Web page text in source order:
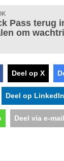
Pass terug
om
Deel op X
Deel op LinkedIn
Deel via e-mail